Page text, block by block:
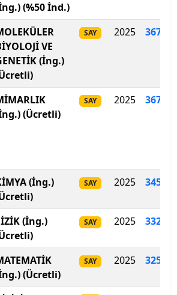
Üniversitesi
Kemal Üniversitesi
Uluslararası Türk-Kazak
Bilimler Üniversitesi
(%50 İnd.)
VE
(İng.)
SAY 2025
(Ücretli)
SAY 2025 367
(İng.)
SAY 2025
(İng.)
SAY 2025
(Ücretli)
SAY 2025